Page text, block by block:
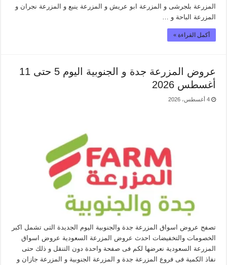
المزرعة بلجرشى و المزرعة ابو عريش و المزرعة ينبع و المزرعة نجران و
المزرعة الباحة و …
أكمل القراءة »
عروض المزرعة جدة و الجنوبية اليوم 5 حتى 11
أغسطس 2026
4 أغسطس، 2026
تصفح عروض اسواق المزرعة جدة والجنوبية اليوم الجديدة التى تشمل اكبر
الخصومات والتخفيضات احدث عروض المزرعة السعودية عروض اسواق
المزرعة السعودية نعرضها لكم فى صفحة واحدة دون التنقل و ذلك حتى
نفاذ الكمية فى فروع المزرعة جدة و المزرعة الجنوبية و المزرعة جازان و